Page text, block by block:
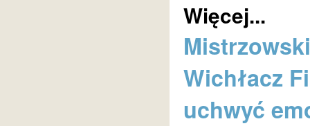
Więcej...
Wichłacz
uchwyć